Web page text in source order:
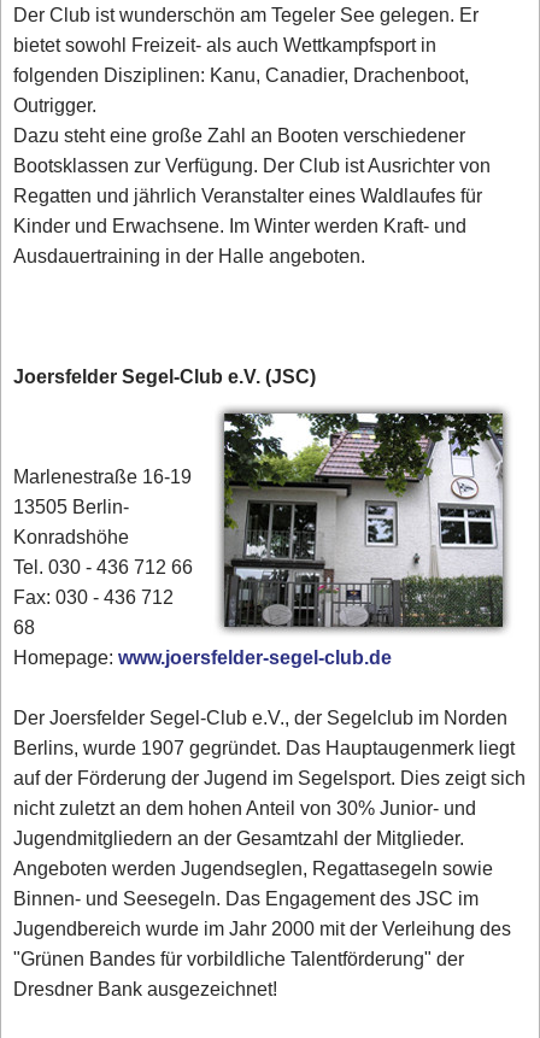
Der Club ist wunderschön am Tegeler See gelegen. Er
bietet sowohl Freizeit- als auch Wettkampfsport in
folgenden Disziplinen: Kanu, Canadier, Drachenboot,
Outrigger.
Dazu steht eine große Zahl an Booten verschiedener
Bootsklassen zur Verfügung. Der Club ist Ausrichter von
Regatten und jährlich Veranstalter eines Waldlaufes für
Kinder und Erwachsene. Im Winter werden Kraft- und
Ausdauertraining in der Halle angeboten.
Joersfelder Segel-Club e.V. (JSC)
Marlenestraße 16-19
13505 Berlin-
Konradshöhe
Tel. 030 - 436 712 66
Fax: 030 - 436 712
68
Homepage:www.joersfelder-segel-club.de
Der Joersfelder Segel-Club e.V., der Segelclub im Norden
Berlins, wurde 1907 gegründet. Das Hauptaugenmerk liegt
auf der Förderung der Jugend im Segelsport. Dies zeigt sich
nicht zuletzt an dem hohen Anteil von 30% Junior- und
Jugendmitgliedern an der Gesamtzahl der Mitglieder.
Angeboten werden Jugendseglen, Regattasegeln sowie
Binnen- und Seesegeln. Das Engagement des JSC im
Jugendbereich wurde im Jahr 2000 mit der Verleihung des
"Grünen Bandes für vorbildliche Talentförderung" der
Dresdner Bank ausgezeichnet!